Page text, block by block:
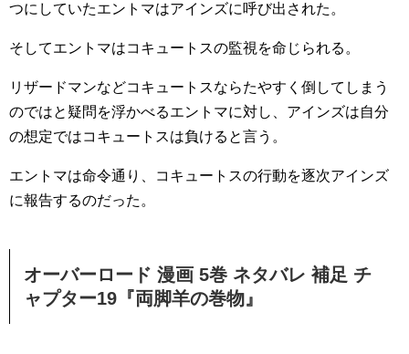
つにしていたエントマはアインズに呼び出された。
そしてエントマはコキュートスの監視を命じられる。
リザードマンなどコキュートスならたやすく倒してしまう
のではと疑問を浮かべるエントマに対し、アインズは自分
の想定ではコキュートスは負けると言う。
エントマは命令通り、コキュートスの行動を逐次アインズ
に報告するのだった。
オーバーロード 漫画 5巻 ネタバレ 補足 チ
ャプター19『両脚羊の巻物』